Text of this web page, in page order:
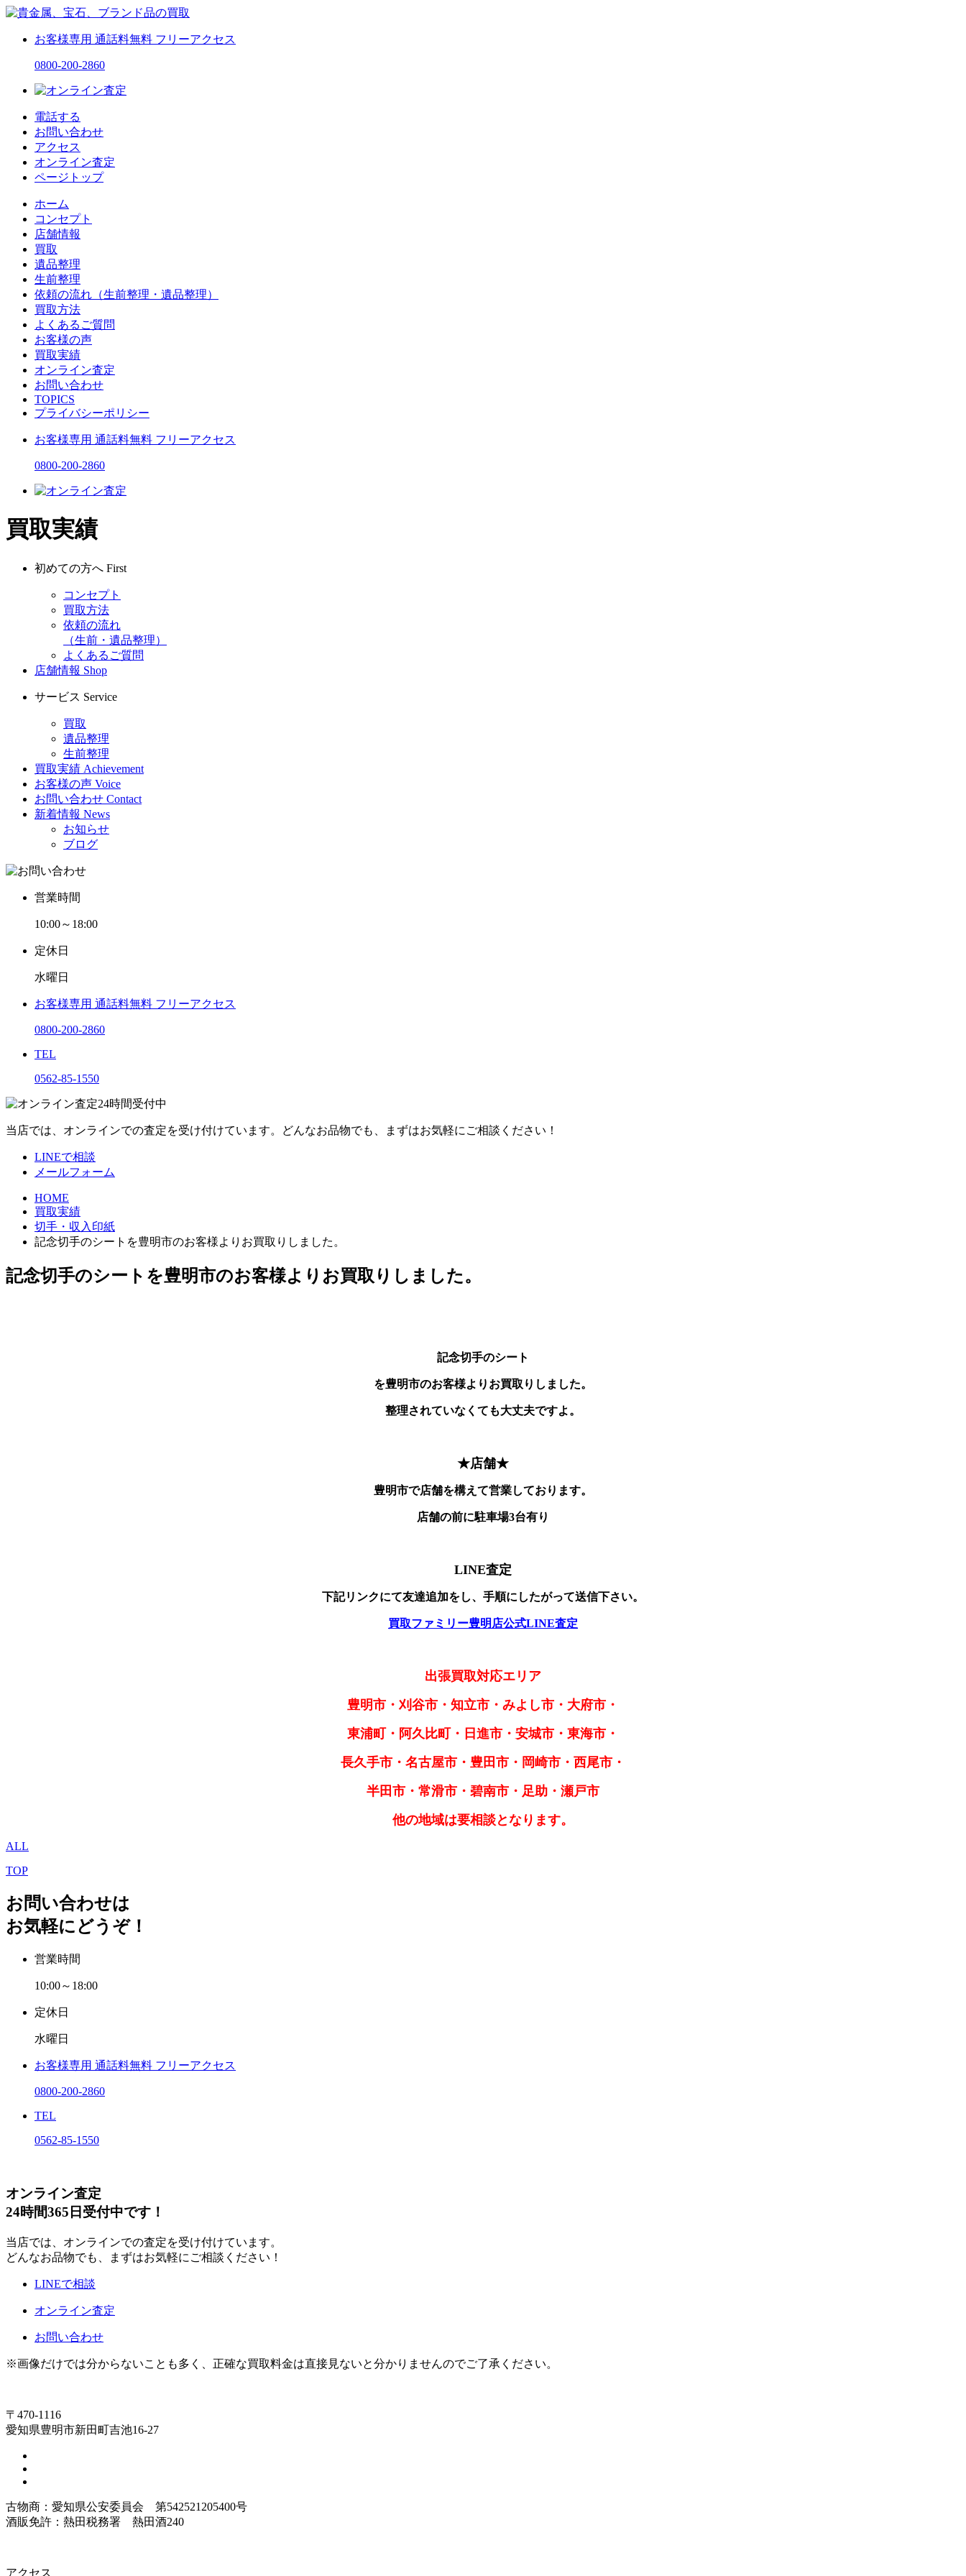
お客様専用 通話料無料 フリーアクセス
0800-200-2860
電話する
お問い合わせ
アクセス
オンライン査定
ページトップ
ホーム
コンセプト
店舗情報
買取
遺品整理
生前整理
依頼の流れ（生前整理・遺品整理）
買取方法
よくあるご質問
お客様の声
買取実績
オンライン査定
お問い合わせ
TOPICS
プライバシーポリシー
お客様専用 通話料無料 フリーアクセス
0800-200-2860
買取実績
初めての方へ First
コンセプト
買取方法
依頼の流れ
（生前・遺品整理）
よくあるご質問
店舗情報 Shop
サービス Service
買取
遺品整理
生前整理
買取実績 Achievement
お客様の声 Voice
お問い合わせ Contact
新着情報 News
お知らせ
ブログ
営業時間
10:00～18:00
定休日
水曜日
お客様専用 通話料無料 フリーアクセス
0800-200-2860
TEL
0562-85-1550
当店では、オンラインでの査定を受け付けています。どんなお品物でも、まずはお気軽にご相談ください！
LINEで相談
メールフォーム
HOME
買取実績
切手・収入印紙
記念切手のシートを豊明市のお客様よりお買取りしました。
記念切手のシートを豊明市のお客様よりお買取りしました。
記念切手のシート
を豊明市のお客様よりお買取りしました。
整理されていなくても大丈夫ですよ。
★店舗★
豊明市で店舗を構えて営業しております。
店舗の前に駐車場3台有り
LINE査定
下記リンクにて友達追加をし、手順にしたがって送信下さい。
買取ファミリー豊明店公式LINE査定
出張買取対応エリア
豊明市・刈谷市・知立市・みよし市・大府市・
東浦町・阿久比町・日進市・安城市・東海市・
長久手市・名古屋市・豊田市・岡崎市・西尾市・
半田市・常滑市・碧南市・足助・瀬戸市
他の地域は要相談となります。
ALL
TOP
お問い合わせは
お気軽にどうぞ！
営業時間
10:00～18:00
定休日
水曜日
お客様専用 通話料無料 フリーアクセス
0800-200-2860
TEL
0562-85-1550
オンライン査定
24時間365日受付中です！
当店では、オンラインでの査定を受け付けています。
どんなお品物でも、まずはお気軽にご相談ください！
LINEで相談
オンライン査定
お問い合わせ
※画像だけでは分からないことも多く、正確な買取料金は直接見ないと分かりませんのでご了承ください。
〒470-1116
愛知県豊明市新田町吉池16-27
古物商：愛知県公安委員会 第542521205400号
酒販免許：熱田税務署 熱田酒240
アクセス